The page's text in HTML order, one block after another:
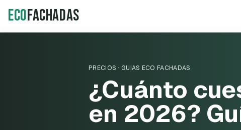
ECOFachadas
PRECIOS · GUIAS ECO FACHADAS
¿Cuánto
en 2026?